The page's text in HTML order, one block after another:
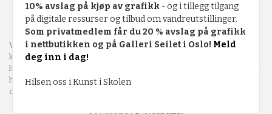
NYHETSBREV
Vår nettbutikk bruker cookies slik at du får en bedre
kjøpsopplevelse og vi kan yte deg bedre service. Vi bruker cookies
hovedsaklig til å lagre innloggingsdetaljer og huske hva du har puttet i
handlekurven din. Fortsett å bruke siden som normalt om du godtar
dette.
Powered by24Nettbutikk
10% avslag på kjøp av grafikk - og i tillegg tilgang
på digitale ressurser og tilbud om vandreutstillinger.
Som privatmedlem får du 20 % avslag på grafikk
i nettbutikken og på Galleri Seilet i Oslo! Meld
deg inn i dag!
Hilsen oss i Kunst i Skolen